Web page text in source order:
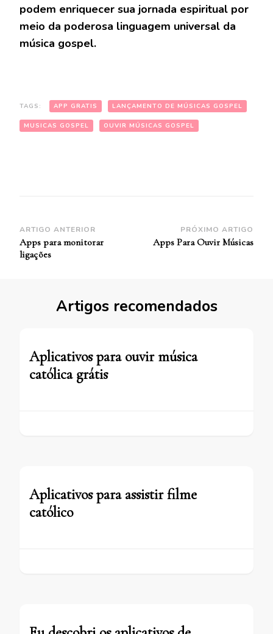
podem enriquecer sua jornada espiritual por
meio da poderosa linguagem universal da
música gospel.
TAGS: APP GRATIS LANÇAMENTO DE MÚSICAS GOSPEL
MUSICAS GOSPEL OUVIR MÚSICAS GOSPEL
Navegação
de
Post
ARTIGO ANTERIOR
Apps para monitorar
ligações
PRÓXIMO ARTIGO
Apps Para Ouvir Músicas
Artigos recomendados
Aplicativos para ouvir música
católica grátis
Aplicativos para assistir filme
católico